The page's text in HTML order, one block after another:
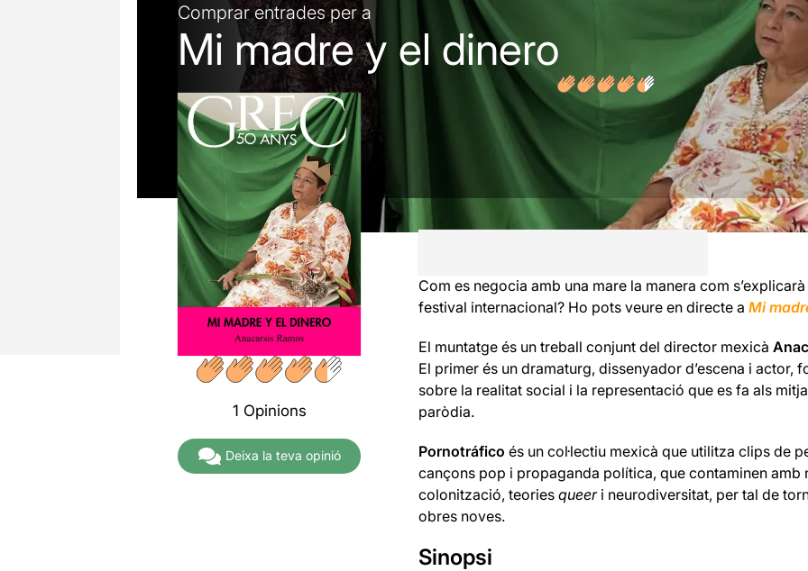
Comprar entrades per a
Mi madre y el dinero
1 Opinions
Deixa la teva opinió
Com es negocia amb una mare la manera com
festival internacional? Ho pots veure en directe a Mi
El muntatge és un treball conjunt del director mexicà
El primer és un dramaturg, dissenyador d’escena i actor,
sobre la realitat social i la representació que es fa als
paròdia.
Pornotráfico és un col·lectiu mexicà que utilitza clips de
cançons pop i propaganda política, que contaminen amb
colonització, teories queeri neurodiversitat, per tal de
obres noves.
Sinopsi